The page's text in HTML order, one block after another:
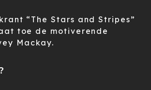
“The Stars and Stripes”
toe de motiverende
Mackay.